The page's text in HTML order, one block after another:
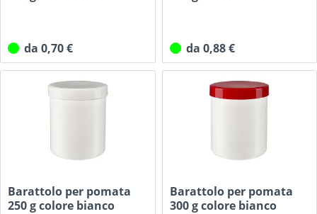
da 0,70 € da 0,88 €
Barattolo per pomata
250 g colore bianco
Barattolo per pomata
300 g colore bianco